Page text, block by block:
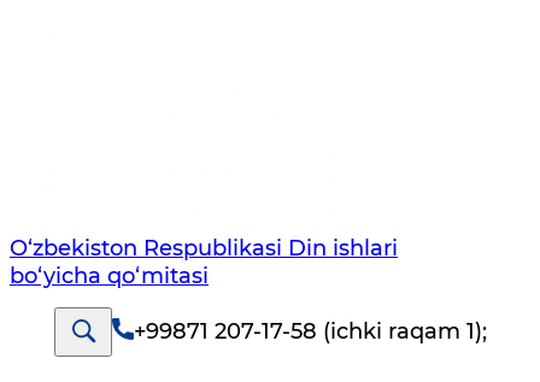
O‘zbekiston Respublikаsi Din ishlаri
bo‘yichа qo‘mitаsi
+99871 207-17-58 (ichki raqam 1);